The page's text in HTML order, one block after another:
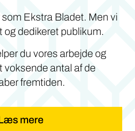
Ekstra Bladet. Men vi
og dedikeret publikum.
du vores arbejde og
voksende antal af de
fremtiden.
mere